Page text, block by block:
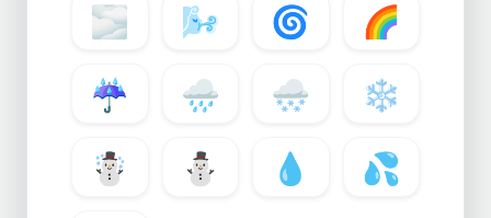
🌫️
🌬️ 🌀
🌈
☔
🌧️ 🌨️
❄️
☃️
⛄ 💧
💦